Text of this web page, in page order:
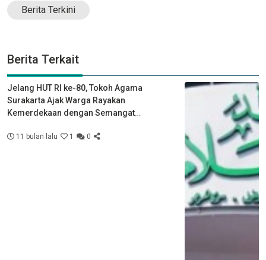
Berita Terkini
Berita Terkait
Jelang HUT RI ke-80, Tokoh Agama
Surakarta Ajak Warga Rayakan
Kemerdekaan dengan Semangat
11 bulan lalu 1 0